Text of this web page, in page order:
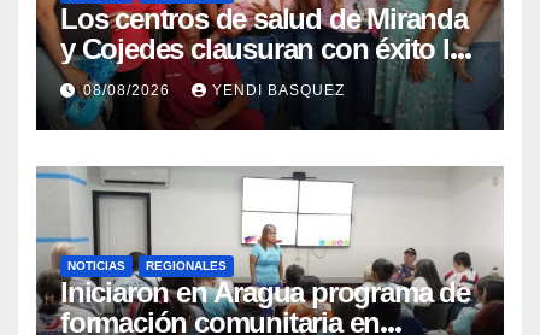
Los centros de salud de Miranda
y Cojedes clausuran con éxito la
Semana Mundial de la Lactancia
Materna
08/08/2026 YENDI BASQUEZ
NOTICIAS REGIONALES
Iniciaron en Aragua programa de
formación comunitaria en